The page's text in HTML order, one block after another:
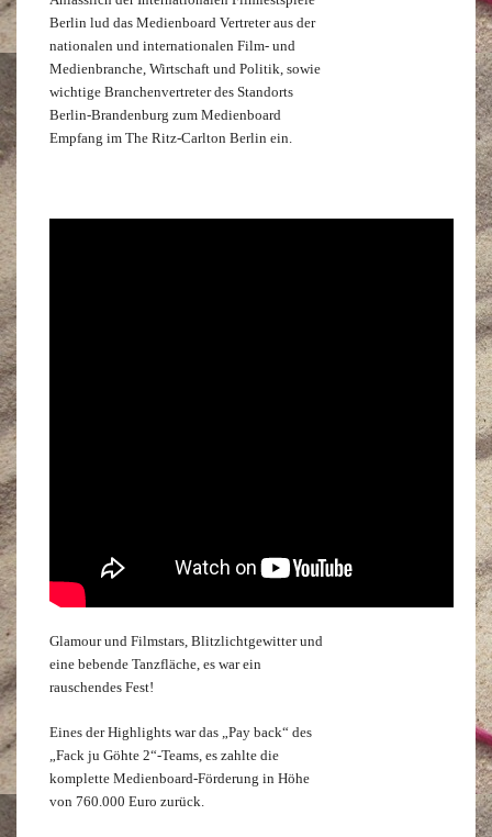
Berlin lud das Medienboard Vertreter aus der
nationalen und internationalen Film- und
Medienbranche, Wirtschaft und Politik, sowie
wichtige Branchenvertreter des Standorts
Berlin-Brandenburg zum Medienboard
Empfang im The Ritz-Carlton Berlin ein.
Glamour und Filmstars, Blitzlichtgewitter und
eine bebende Tanzfläche, es war ein
rauschendes Fest!
Eines der Highlights war das „Pay back“ des
„Fack ju Göhte 2“-Teams, es zahlte die
komplette Medienboard-Förderung in Höhe
von 760.000 Euro zurück.